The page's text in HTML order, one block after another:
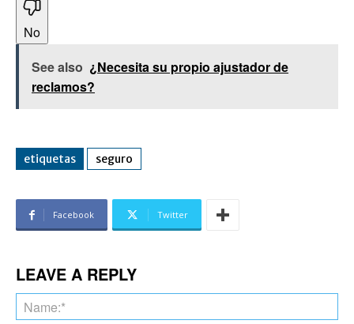
No
See also ¿Necesita su propio ajustador de
reclamos?
etiquetas seguro
Facebook Twitter
LEAVE A REPLY